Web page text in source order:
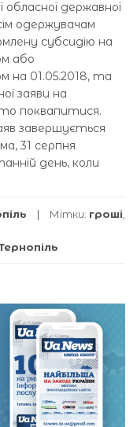
обласної державної
одержувачам
субсидію на
або
на 01.05.2018, та
заяви на
поквапитися.
завершується
31 серпня
день, коли
Мітки: гроші